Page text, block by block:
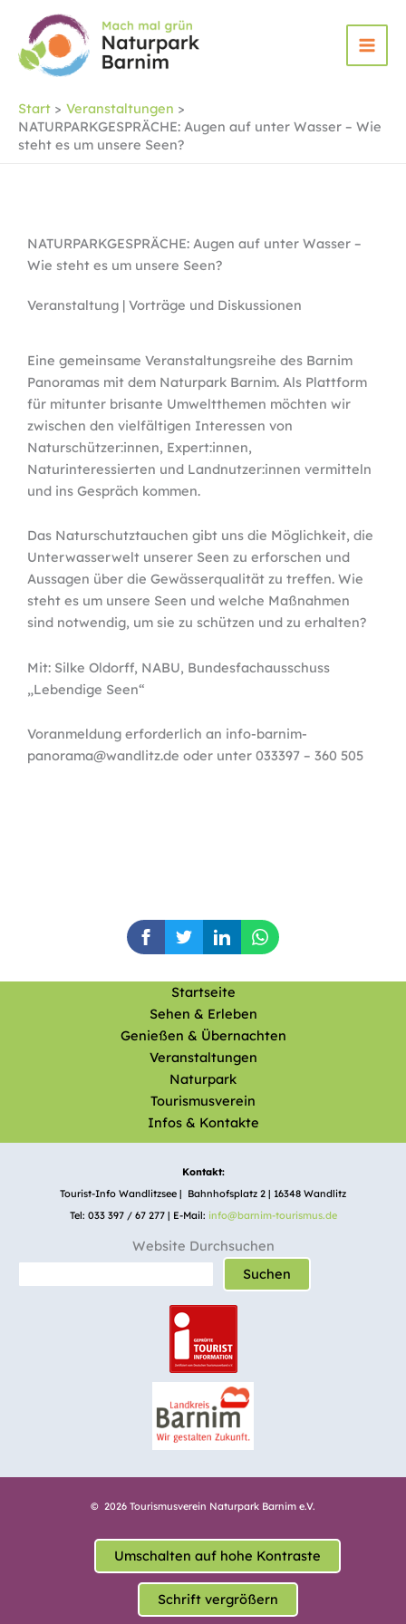
Inhalt
springen
Start
Veranstaltungen
NATURPARKGESPRÄCHE: Augen auf unter Wasser – Wie
steht es um unsere Seen?
NATURPARKGESPRÄCHE: Augen auf unter Wasser –
Wie steht es um unsere Seen?
Veranstaltung | Vorträge und Diskussionen
Eine gemeinsame Veranstaltungsreihe des Barnim
Panoramas mit dem Naturpark Barnim. Als Plattform
für mitunter brisante Umweltthemen möchten wir
zwischen den vielfältigen Interessen von
Naturschützer:innen, Expert:innen,
Naturinteressierten und Landnutzer:innen vermitteln
und ins Gespräch kommen.
Das Naturschutztauchen gibt uns die Möglichkeit, die
Unterwasserwelt unserer Seen zu erforschen und
Aussagen über die Gewässerqualität zu treffen. Wie
steht es um unsere Seen und welche Maßnahmen
sind notwendig, um sie zu schützen und zu erhalten?
Mit: Silke Oldorff, NABU, Bundesfachausschuss
„Lebendige Seen“
Voranmeldung erforderlich an info-barnim-
panorama@wandlitz.de oder unter 033397 – 360 505
Startseite
Sehen & Erleben
Genießen & Übernachten
Veranstaltungen
Naturpark
Tourismusverein
Infos & Kontakte
Kontakt:
Tourist-Info Wandlitzsee | Bahnhofsplatz 2 | 16348 Wandlitz
Tel: 033 397 / 67 277 | E-Mail: info@barnim-tourismus.de
Website Durchsuchen
Suchen
© 2026 Tourismusverein Naturpark Barnim e.V.
Umschalten auf hohe Kontraste
Schrift vergrößern